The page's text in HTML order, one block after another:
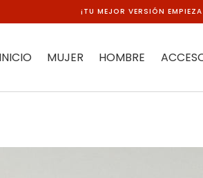
¡TU MEJOR VERSIÓN
INICIO MUJER HOMBRE